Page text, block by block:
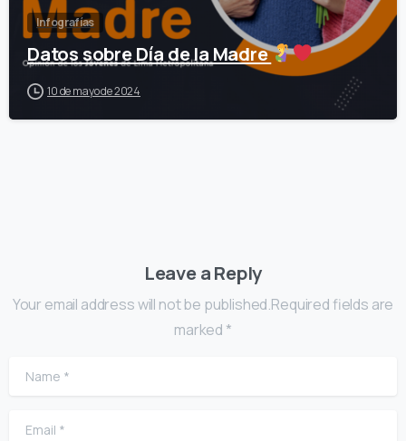
Infografías
Datos sobre Día de la Madre
10 de mayo de 2024
Leave a Reply
Your email address will not be published.Required fields are
marked *